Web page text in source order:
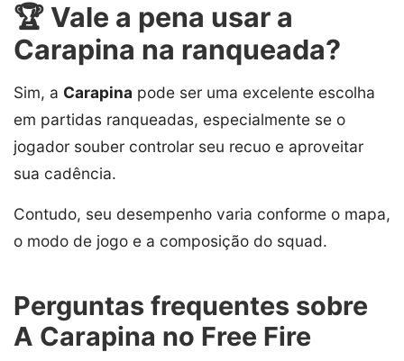
🏆 Vale a pena usar a
Carapina na ranqueada?
Sim, a Carapina pode ser uma excelente escolha
em partidas ranqueadas, especialmente se o
jogador souber controlar seu recuo e aproveitar
sua cadência.
Contudo, seu desempenho varia conforme o mapa,
o modo de jogo e a composição do squad.
Perguntas frequentes sobre
A Carapina no Free Fire